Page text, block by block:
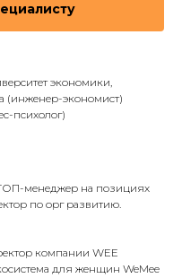
экономики,
(инженер-экономист)
психолог)
ТОП-менеджер на позициях
по орг развитию.
компании WEE
для женщин WeMee